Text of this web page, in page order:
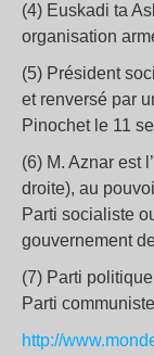
(4) Euskadi ta
organisation
(5) Président
et renversé par
Pinochet le 11
(6) M. Aznar est
droite), au
Parti socialiste
gouvernement
(7) Parti
Parti
http://